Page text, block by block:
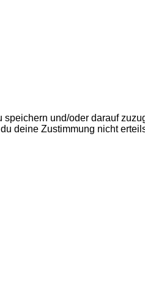
und/oder darauf
deine Zustimmung nicht